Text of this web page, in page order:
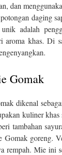
dan
daging
adalah
aroma khas. Di
Gomak
dikenal
kuliner
tambahan
Gomak goreng.
rempah. Mie ini